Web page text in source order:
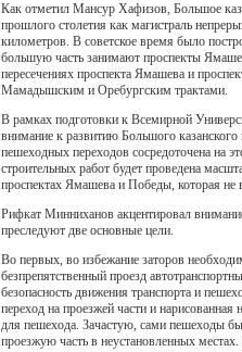
Как отметил Мансур Хафизов, Большое
прошлого столетия как магистраль
километров. В советское время было
большую часть занимают проспекты
пересечениях проспекта Ямашева и
Мамадышским и Оребургским трактами.
В рамках подготовки к Всемирной
внимание к развитию Большого
пешеходных переходов сосредоточена на
строительных работ будет проведена
проспектах Ямашева и Победы, которая не
Рифкат Минниханов акцентировал
преследуют две основные цели.
Во первых, во избежание заторов
безпрепятственный проезд
безопасность движения транспорта и
переход на проезжей части и
для пешехода. Зачастую, сами пешеходы
проезжую часть в неустановленных